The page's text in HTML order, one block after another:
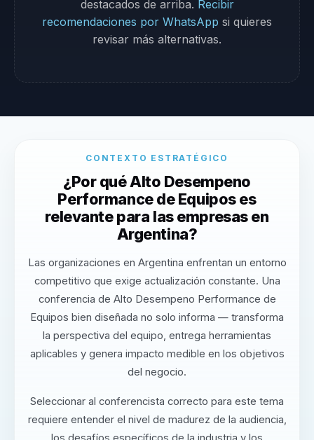
destacados de arriba. Recibir
recomendaciones por WhatsApp si quieres
revisar más alternativas.
CONTEXTO ESTRATÉGICO
¿Por qué Alto Desempeno
Performance de Equipos es
relevante para las empresas en
Argentina?
Las organizaciones en Argentina enfrentan un entorno
competitivo que exige actualización constante. Una
conferencia de Alto Desempeno Performance de
Equipos bien diseñada no solo informa — transforma
la perspectiva del equipo, entrega herramientas
aplicables y genera impacto medible en los objetivos
del negocio.
Seleccionar al conferencista correcto para este tema
requiere entender el nivel de madurez de la audiencia,